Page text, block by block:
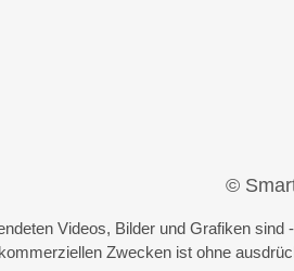
©
Videos, Bilder und Grafiken
Zwecken ist ohne